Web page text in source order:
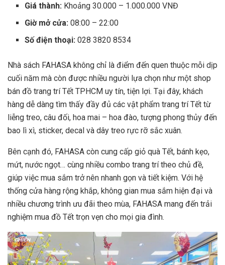
Giá thành: Khoảng 30.000 – 1.000.000 VNĐ
Giờ mở cửa: 08:00 – 22:00
Số điện thoại: 028 3820 8534
Nhà sách FAHASA không chỉ là điểm đến quen thuộc mỗi dịp
cuối năm mà còn được nhiều người lựa chọn như một shop
bán đồ trang trí Tết TPHCM uy tín, tiện lợi. Tại đây, khách
hàng dễ dàng tìm thấy đầy đủ các vật phẩm trang trí Tết từ
liễng treo, câu đối, hoa mai – hoa đào, tượng phong thủy đến
bao lì xì, sticker, decal và dây treo rực rỡ sắc xuân.
Bên cạnh đó, FAHASA còn cung cấp giỏ quà Tết, bánh kẹo,
mứt, nước ngọt… cùng nhiều combo trang trí theo chủ đề,
giúp việc mua sắm trở nên nhanh gọn và tiết kiệm. Với hệ
thống cửa hàng rộng khắp, không gian mua sắm hiện đại và
nhiều chương trình ưu đãi theo mùa, FAHASA mang đến trải
nghiệm mua đồ Tết trọn vẹn cho mọi gia đình.